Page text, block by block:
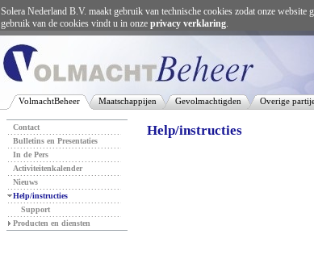
VolmachtBeheer Maatschappijen Gevolmachtigden Overige
Contact
Bulletins en Presentaties
In de Pers
Activiteitenkalender
Nieuws
Help/instructies
Support
Producten en diensten
Help/instructies
Solera Nederland B.V. maakt gebruik van technische cookies zodat onze
gebruik van de cookies vindt u in onze privacy verklaring.